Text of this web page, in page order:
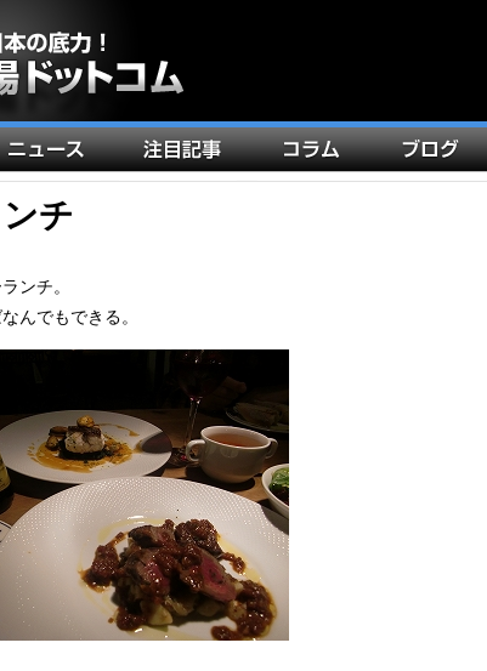
チ
ンチ。
んでもできる。